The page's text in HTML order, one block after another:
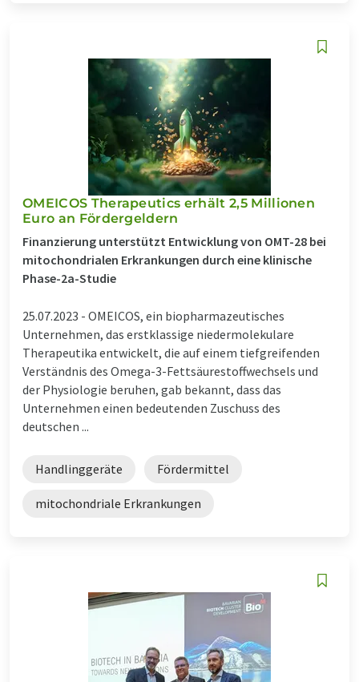
OMEICOS Therapeutics erhält 2,5 Millionen
Euro an Fördergeldern
Finanzierung unterstützt Entwicklung von OMT-28 bei
mitochondrialen Erkrankungen durch eine klinische
Phase-2a-Studie
25.07.2023 - OMEICOS, ein biopharmazeutisches
Unternehmen, das erstklassige niedermolekulare
Therapeutika entwickelt, die auf einem tiefgreifenden
Verständnis des Omega-3-Fettsäurestoffwechsels und
der Physiologie beruhen, gab bekannt, dass das
Unternehmen einen bedeutenden Zuschuss des
deutschen ...
Handlinggeräte Fördermittel
mitochondriale Erkrankungen